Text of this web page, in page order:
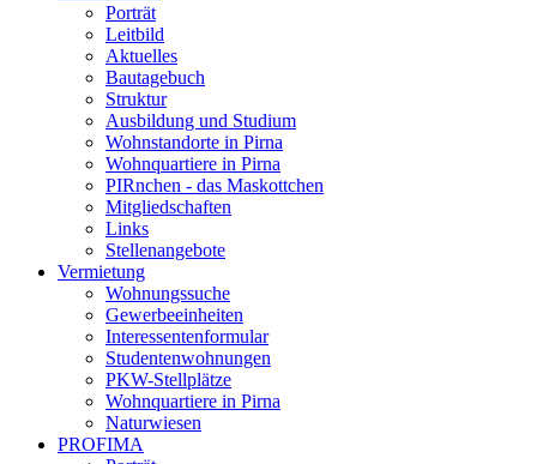
Porträt
Leitbild
Aktuelles
Bautagebuch
Struktur
Ausbildung und Studium
Wohnstandorte in Pirna
Wohnquartiere in Pirna
PIRnchen - das Maskottchen
Mitgliedschaften
Links
Stellenangebote
Vermietung
Wohnungssuche
Gewerbeeinheiten
Interessentenformular
Studentenwohnungen
PKW-Stellplätze
Wohnquartiere in Pirna
Naturwiesen
PROFIMA